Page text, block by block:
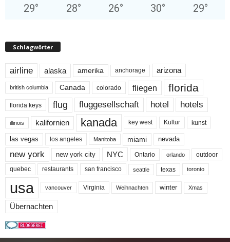
29° 28° 26° 30° 29°
Schlagwörter
airline alaska amerika anchorage arizona
british columbia Canada colorado fliegen florida
florida keys flug fluggesellschaft hotel hotels
illinois kalifornien kanada key west Kultur kunst
las vegas los angeles Manitoba miami nevada
new york new york city NYC Ontario orlando outdoor
quebec restaurants san francisco seattle texas toronto
usa vancouver Virginia Weihnachten winter Xmas
Übernachten